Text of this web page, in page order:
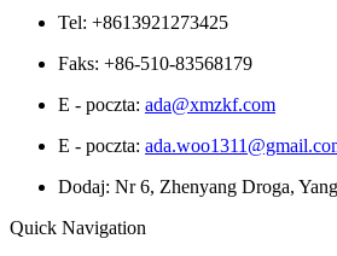
Tel: +8613921273425
Faks: +86-510-83568179
E - poczta: ada@xmzkf.com
E - poczta:
Dodaj: Nr 6, Zhenyang Droga,
Quick Navigation